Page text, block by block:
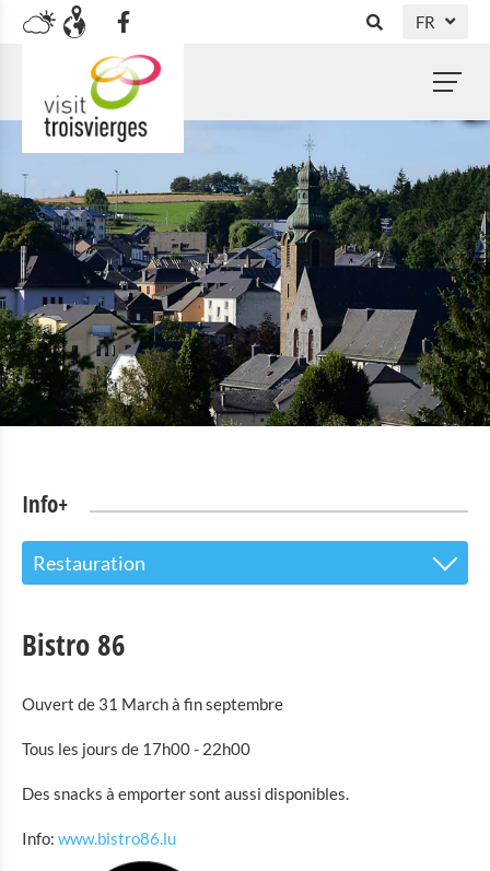
FR
NL
EN
Info+
Restauration
Attractions touristiques
Parc Naturel de l'Our
Culture & musées
Shopping
Bistro 86
Ouvert de 31 March à fin septembre
Tous les jours de 17h00 - 22h00
Des snacks à emporter sont aussi disponibles.
Info: www.bistro86.lu